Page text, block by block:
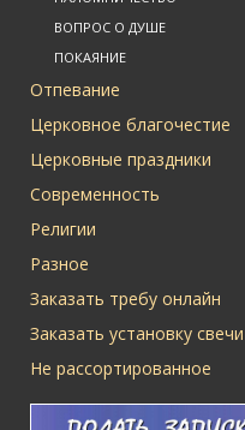
ВОПРОС О ДУШЕ
ПОКАЯНИЕ
Отпевание
Церковное благочестие
Церковные праздники
Современность
Религии
Разное
Заказать требу онлайн
Заказать установку свечи
Не рассортированное